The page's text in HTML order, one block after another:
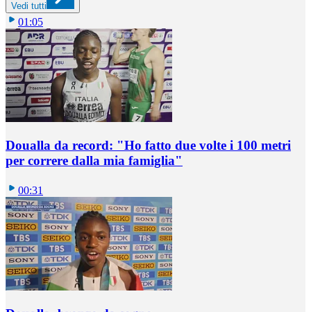
Vedi tutti
01:05
Doualla da record: "Ho fatto due volte i 100 metri
per correre dalla mia famiglia"
00:31